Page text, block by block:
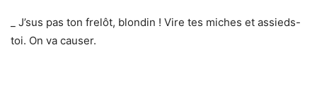
_ J’sus pas ton frelôt, blondin ! Vire tes miches et assieds-
toi. On va causer.